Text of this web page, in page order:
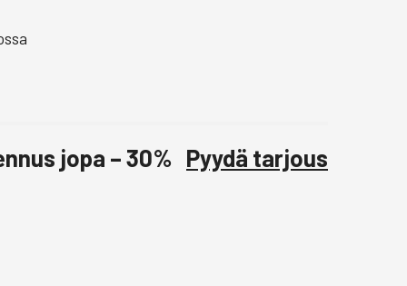
jopa – 30% Pyydä tarjous